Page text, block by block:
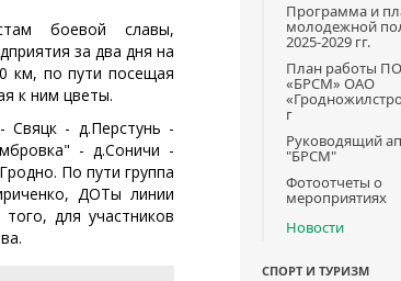
боевой славы,
за два дня на
км, по пути посещая
к ним цветы.
Свяцк - д.Перстунь -
- д.Соничи -
По пути группа
ДОТы линии
для участников
Программа и
молодежной
2025-2029 гг.
План работы
«БРСМ» ОАО
г
Руководящий
"БРСМ"
Фотоотчеты о
мероприятиях
Новости
СПОРТ И ТУРИЗМ